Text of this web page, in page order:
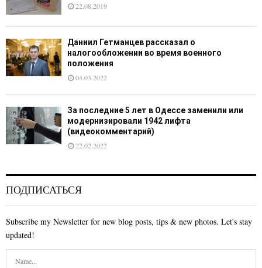
22.08.2019
Даниил Гетманцев рассказал о
налогообложении во время военного
положения
04.03.2022
За последние 5 лет в Одессе заменили или
модернизировали 1942 лифта
(видеокомментарий)
22.02.2022
ПОДПИСАТЬСЯ
Subscribe my Newsletter for new blog posts, tips & new photos. Let's stay
updated!